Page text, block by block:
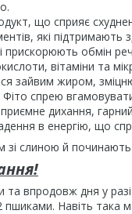
що сприяє
які
обмін
вітаміни
зайвим жиром,
Фіто спрею
дихання, гарний
в енергію, що
зі слиною й
та впродовж дня у
Навіть така